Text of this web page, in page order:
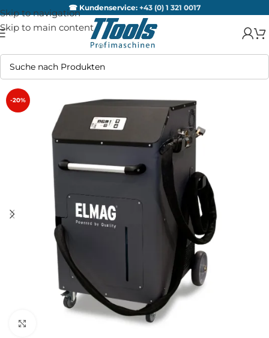
Skip to navigation
Skip to main content
☎ Kundenservice: +43 (0) 1 321 0017
-20%
Zum Vergrößern anklicken